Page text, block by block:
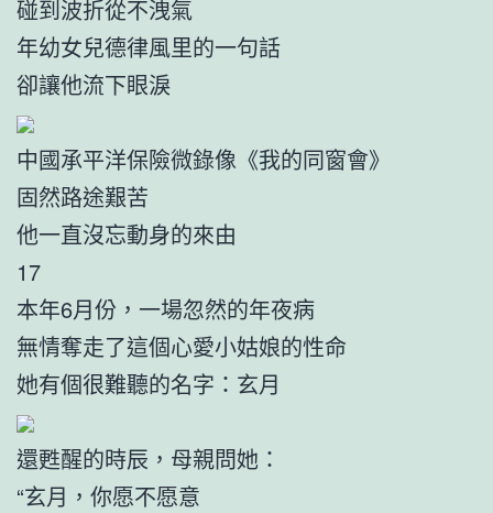
碰到波折從不洩氣
年幼女兒德律風里的一句話
卻讓他流下眼淚
中國承平洋保險微錄像《我的同窗會》
固然路途艱苦
他一直沒忘動身的來由
17
本年6月份，一場忽然的年夜病
無情奪走了這個心愛小姑娘的性命
她有個很難聽的名字：玄月
還甦醒的時辰，母親問她：
“玄月，你愿不愿意